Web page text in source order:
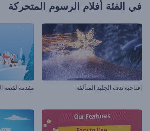
في الفئة أفلام الرسوم المتحركة
افتاحية ندف الجليد المتألقة مقدمة لقصة